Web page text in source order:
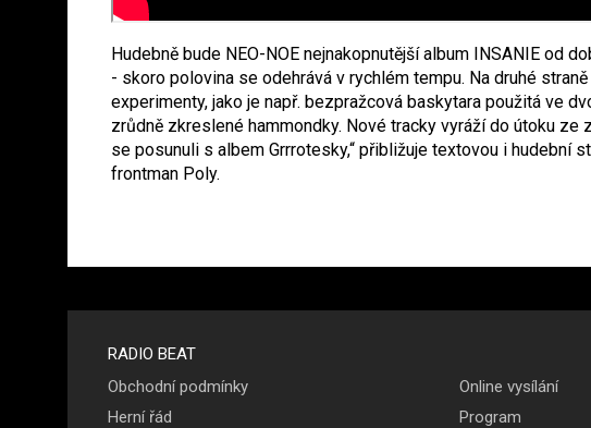
Hudebně bude NEO-NOE nejnakopnutější album INSANIE od
- skoro polovina se odehrává v rychlém tempu. Na druhé
experimenty, jako je např. bezpražcová baskytara použitá ve
zrůdně zkreslené hammondky. Nové tracky vyráží do útoku ze
se posunuli s albem Grrrotesky,“ přibližuje textovou i hudební
frontman Poly.
Menu v
patičce
RADIO BEAT
Obchodní podmínky
Herní řád
Online vysílání
Program